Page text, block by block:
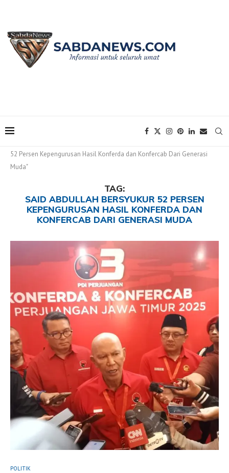
52 Persen Kepengurusan Hasil Konferda dan Konfercab Dari Generasi
Muda"
TAG:
SAID ABDULLAH BERSYUKUR 52 PERSEN
KEPENGURUSAN HASIL KONFERDA DAN
KONFERCAB DARI GENERASI MUDA
POLITIK